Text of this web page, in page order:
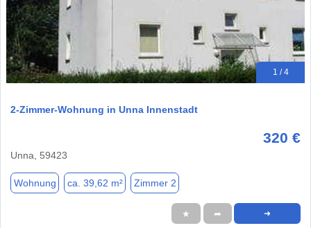
1 / 4
2-Zimmer-Wohnung in Unna Innenstadt
320 €
Unna, 59423
Wohnung ca. 39,62 m² Zimmer 2
★ ➦ ➜